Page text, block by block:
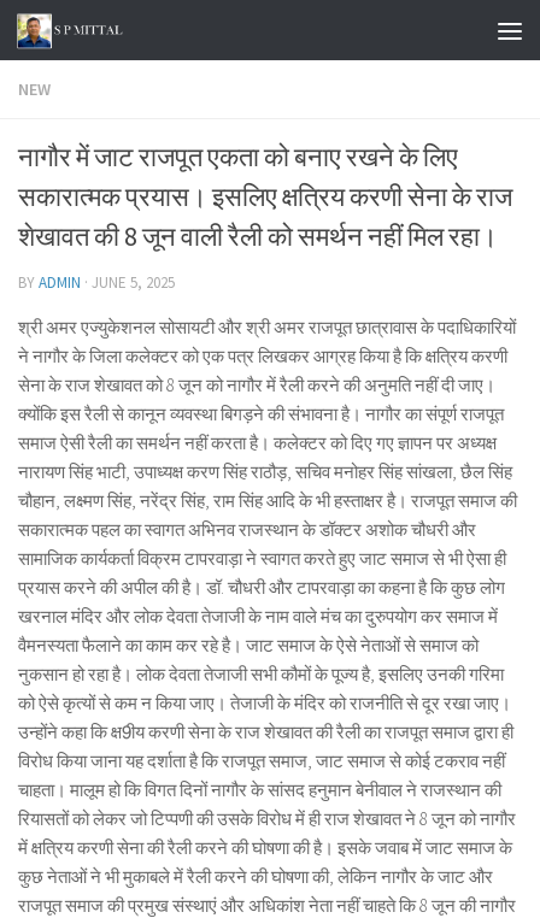
Skip to content
NEW
नागौर में जाट राजपूत एकता को बनाए रखने के लिए
सकारात्मक प्रयास। इसलिए क्षत्रिय करणी सेना के राज
शेखावत की 8 जून वाली रैली को समर्थन नहीं मिल रहा।
BYADMIN · JUNE 5, 2025
श्री अमर एज्युकेशनल सोसायटी और श्री अमर राजपूत छात्रावास के पदाधिकारियों
ने नागौर के जिला कलेक्टर को एक पत्र लिखकर आग्रह किया है कि क्षत्रिय करणी
सेना के राज शेखावत को 8 जून को नागौर में रैली करने की अनुमति नहीं दी जाए।
क्योंकि इस रैली से कानून व्यवस्था बिगड़ने की संभावना है। नागौर का संपूर्ण राजपूत
समाज ऐसी रैली का समर्थन नहीं करता है। कलेक्टर को दिए गए ज्ञापन पर अध्यक्ष
नारायण सिंह भाटी, उपाध्यक्ष करण सिंह राठौड़, सचिव मनोहर सिंह सांखला, छैल सिंह
चौहान, लक्ष्मण सिंह, नरेंद्र सिंह, राम सिंह आदि के भी हस्ताक्षर है। राजपूत समाज की
सकारात्मक पहल का स्वागत अभिनव राजस्थान के डॉक्टर अशोक चौधरी और
सामाजिक कार्यकर्ता विक्रम टापरवाड़ा ने स्वागत करते हुए जाट समाज से भी ऐसा ही
प्रयास करने की अपील की है। डॉ. चौधरी और टापरवाड़ा का कहना है कि कुछ लोग
खरनाल मंदिर और लोक देवता तेजाजी के नाम वाले मंच का दुरुपयोग कर समाज में
वैमनस्यता फैलाने का काम कर रहे है। जाट समाज के ऐसे नेताओं से समाज को
नुकसान हो रहा है। लोक देवता तेजाजी सभी कौमों के पूज्य है, इसलिए उनकी गरिमा
को ऐसे कृत्यों से कम न किया जाए। तेजाजी के मंदिर को राजनीति से दूर रखा जाए।
उन्होंने कहा कि क्ष9ीय करणी सेना के राज शेखावत की रैली का राजपूत समाज द्वारा ही
विरोध किया जाना यह दर्शाता है कि राजपूत समाज, जाट समाज से कोई टकराव नहीं
चाहता। मालूम हो कि विगत दिनों नागौर के सांसद हनुमान बेनीवाल ने राजस्थान की
रियासतों को लेकर जो टिप्पणी की उसके विरोध में ही राज शेखावत ने 8 जून को नागौर
में क्षत्रिय करणी सेना की रैली करने की घोषणा की है। इसके जवाब में जाट समाज के
कुछ नेताओं ने भी मुकाबले में रैली करने की घोषणा की, लेकिन नागौर के जाट और
राजपूत समाज की प्रमुख संस्थाएं और अधिकांश नेता नहीं चाहते कि 8 जून की नागौर